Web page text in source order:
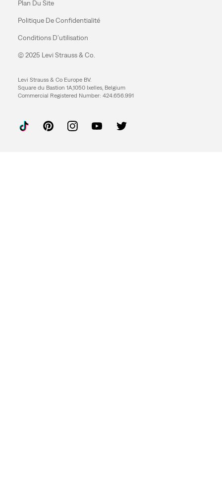
Plan Du Site
Politique De Confidentialité
Conditions D’utilisation
© 2025 Levi Strauss & Co.
Levi Strauss & Co Europe BV.
Square du Bastion 1A,1050 Ixelles, Belgium
Commercial Registered Number: 424.656.991